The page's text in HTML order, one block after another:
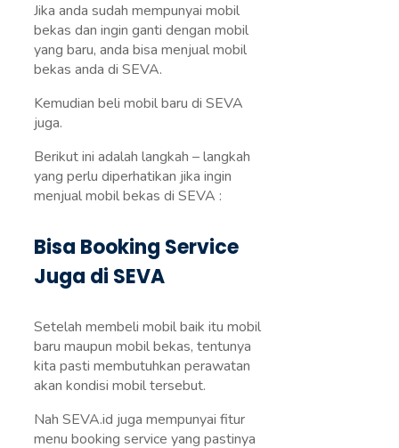
Jika anda sudah mempunyai mobil
bekas dan ingin ganti dengan mobil
yang baru, anda bisa menjual mobil
bekas anda di SEVA.
Kemudian beli mobil baru di SEVA
juga.
Berikut ini adalah langkah – langkah
yang perlu diperhatikan jika ingin
menjual mobil bekas di SEVA :
Bisa Booking Service
Juga di SEVA
Setelah membeli mobil baik itu mobil
baru maupun mobil bekas, tentunya
kita pasti membutuhkan perawatan
akan kondisi mobil tersebut.
Nah SEVA.id juga mempunyai fitur
menu booking service yang pastinya